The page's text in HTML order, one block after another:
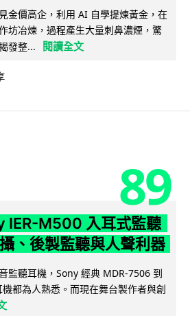
金價高企，利用 AI 自學提煉黃金，在
坊冶煉，過程產生大量刺鼻濃煙，驚
發整...
閱讀全文
89
IER-M500 入耳式監聽
、後製監聽與人聲利器
監聽耳機，Sony 經典 MDR-7506 到
都為人熟悉。而現在舞台製作者與創